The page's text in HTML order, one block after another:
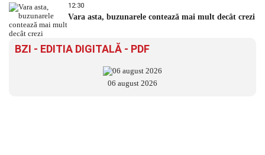
12:30
Vara asta, buzunarele contează mai mult decât crezi
BZI - EDITIA DIGITALĂ - PDF
06 august 2026